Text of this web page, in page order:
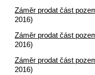
Záměr prodat část
2016)
Záměr prodat část
2016)
Záměr prodat část
2016)